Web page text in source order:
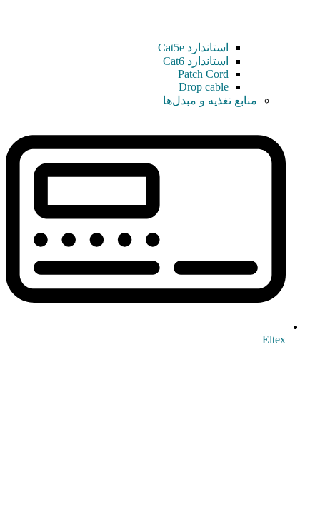
استاندارد Cat5e
استاندارد Cat6
Patch Cord
Drop cable
منابع تغذیه و مبدل‌ها
Eltex